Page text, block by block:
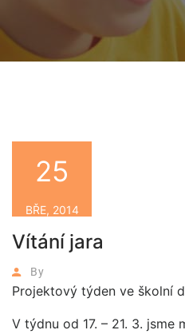
Vítání jara
By
25
BŘE, 2014
Projektový týden ve školní
V týdnu od 17. – 21. 3.